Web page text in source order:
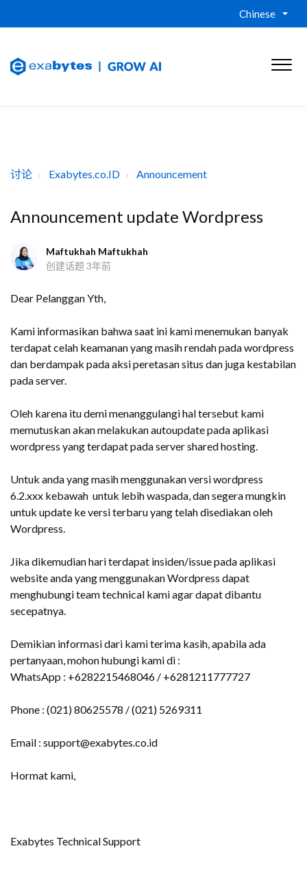
Chinese
讨论 Exabytes.co.ID Announcement
Announcement update Wordpress
Maftukhah Maftukhah
创建话题3年前
Dear Pelanggan Yth,
Kami informasikan bahwa saat ini kami menemukan banyak
terdapat celah keamanan yang masih rendah pada wordpress
dan berdampak pada aksi peretasan situs dan juga kestabilan
pada server.
Oleh karena itu demi menanggulangi hal tersebut kami
memutuskan akan melakukan autoupdate pada aplikasi
wordpress yang terdapat pada server shared hosting.
Untuk anda yang masih menggunakan versi wordpress
6.2.xxx kebawah untuk lebih waspada, dan segera mungkin
untuk update ke versi terbaru yang telah disediakan oleh
Wordpress.
Jika dikemudian hari terdapat insiden/issue pada aplikasi
website anda yang menggunakan Wordpress dapat
menghubungi team technical kami agar dapat dibantu
secepatnya.
Demikian informasi dari kami terima kasih, apabila ada
pertanyaan, mohon hubungi kami di :
WhatsApp : +6282215468046 / +6281211777727
Phone : (021) 80625578 / (021) 5269311
Email : support@exabytes.co.id
Hormat kami,
Exabytes Technical Support